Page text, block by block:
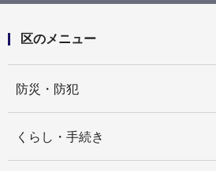
区のメニュー
防災・防犯
くらし・手続き